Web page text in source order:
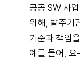
공공 SW 사
위해, 발주기
기준과 책임
예를 들어, 요